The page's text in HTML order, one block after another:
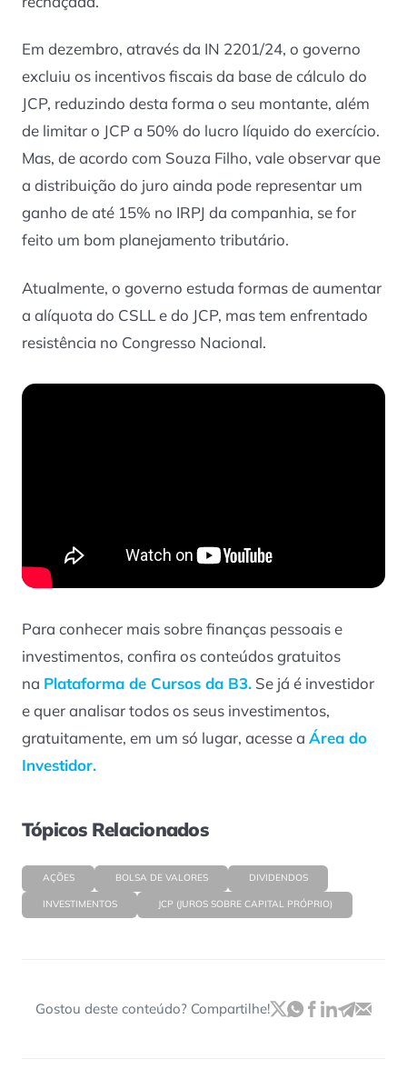
Em dezembro, através da IN 2201/24, o governo
excluiu os incentivos fiscais da base de cálculo do
JCP, reduzindo desta forma o seu montante, além
de limitar o JCP a 50% do lucro líquido do exercício.
Mas, de acordo com Souza Filho, vale observar que
a distribuição do juro ainda pode representar um
ganho de até 15% no IRPJ da companhia, se for
feito um bom planejamento tributário.
Atualmente, o governo estuda formas de aumentar
a alíquota do CSLL e do JCP, mas tem enfrentado
resistência no Congresso Nacional.
Para conhecer mais sobre finanças pessoais e
investimentos, confira os conteúdos gratuitos
na Plataforma de Cursos da B3. Se já é investidor
e quer analisar todos os seus investimentos,
gratuitamente, em um só lugar, acesse a Área do
Investidor.
Tópicos Relacionados
AÇÕES BOLSA DE VALORES DIVIDENDOS
INVESTIMENTOS JCP (JUROS SOBRE CAPITAL PRÓPRIO)
Gostou deste conteúdo? Compartilhe!